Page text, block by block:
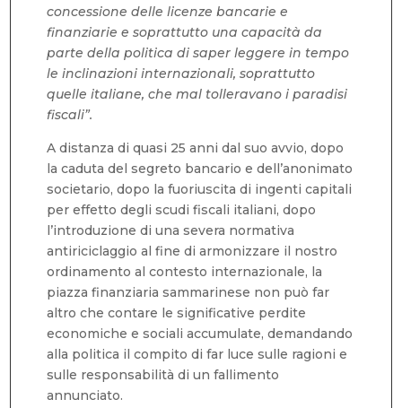
concessione delle licenze bancarie e
finanziarie e soprattutto una capacità da
parte della politica di saper leggere in tempo
le inclinazioni internazionali, soprattutto
quelle italiane, che mal tolleravano i paradisi
fiscali”.
A distanza di quasi 25 anni dal suo avvio, dopo
la caduta del segreto bancario e dell’anonimato
societario, dopo la fuoriuscita di ingenti capitali
per effetto degli scudi fiscali italiani, dopo
l’introduzione di una severa normativa
antiriciclaggio al fine di armonizzare il nostro
ordinamento al contesto internazionale, la
piazza finanziaria sammarinese non può far
altro che contare le significative perdite
economiche e sociali accumulate, demandando
alla politica il compito di far luce sulle ragioni e
sulle responsabilità di un fallimento
annunciato.